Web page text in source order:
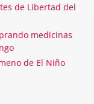
de Libertad del
medicinas
de El Niño